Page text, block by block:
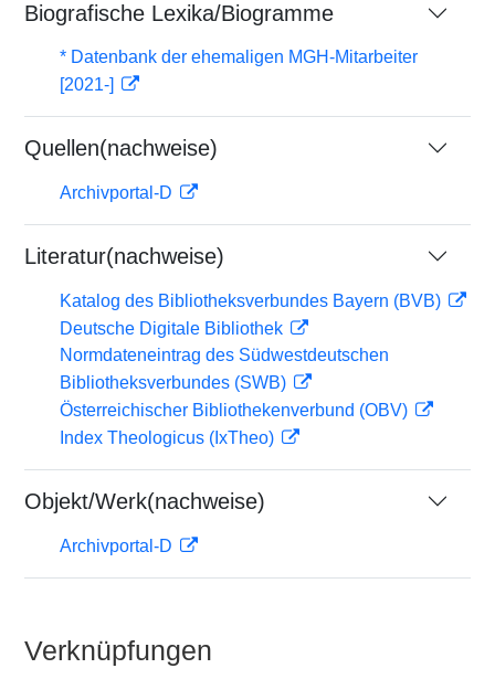
Biografische Lexika/Biogramme
* Datenbank der ehemaligen MGH-Mitarbeiter
[2021-]
Quellen(nachweise)
Archivportal-D
Literatur(nachweise)
Katalog des Bibliotheksverbundes Bayern (BVB)
Deutsche Digitale Bibliothek
Normdateneintrag des Südwestdeutschen
Bibliotheksverbundes (SWB)
Österreichischer Bibliothekenverbund (OBV)
Index Theologicus (IxTheo)
Objekt/Werk(nachweise)
Archivportal-D
Verknüpfungen